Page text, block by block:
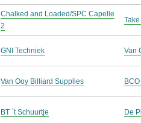
Chalked and Loaded/SPC Capelle
2
GNI Techniek Van
Van Ooy Billiard Supplies
BT `t Schuurtje De